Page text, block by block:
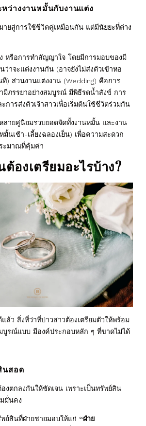
ว่างงานหมั้นกับงานแต่ง
ายสู่การใช้ชีวิตคู่เหมือนกัน แต่มีนัยยะที่ต่าง
หรือการทำสัญญาใจ โดยมีการมอบของมี
ว่าจะแต่งงานกัน (อาจยังไม่ส่งตัวเข้าหอ
) ส่วนงานแต่งงาน (Wedding) คือการ
มีภรรยาอย่างสมบูรณ์ มีพิธีรดน้ำสังข์ การ
การส่งตัวเจ้าสาวเพื่อเริ่มต้นใช้ชีวิตร่วมกัน
ลายคู่นิยมรวบยอดจัดทั้งงานหมั้น และงาน
มั้นเช้า-เลี้ยงฉลองเย็น) เพื่อความสะดวก
ะมาณที่คุ้มค่า
องเตรียมอะไรบ้าง?
ล้ว สิ่งที่ว่าที่บ่าวสาวต้องเตรียมตัวให้พร้อม
บูรณ์แบบ มีองค์ประกอบหลัก ๆ ที่ขาดไม่ได้
นสอด
องตกลงกันให้ชัดเจน เพราะเป็นทรัพย์สิน
มั่นคง
ย์สินที่ฝ่ายชายมอบให้แก่ “ฝ่าย